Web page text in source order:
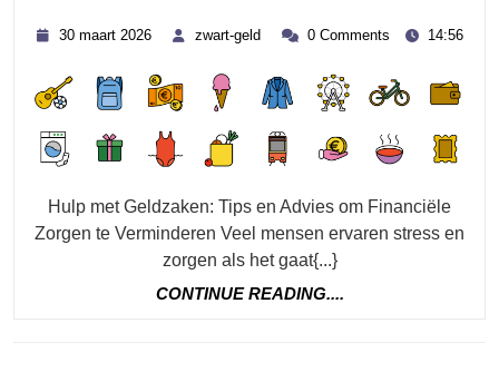
Met
Geldzaken?
Ontdek
Hier
Je
Terecht
Kunt!
30 maart 2026
2026
zwart-geld
zwart- 0 Comments 14:56
Hulp met Geldzaken: Tips en Advies om Financiële
Zorgen te Verminderen Veel mensen ervaren stress en
zorgen als het gaat{...}
CONTINUE READING....